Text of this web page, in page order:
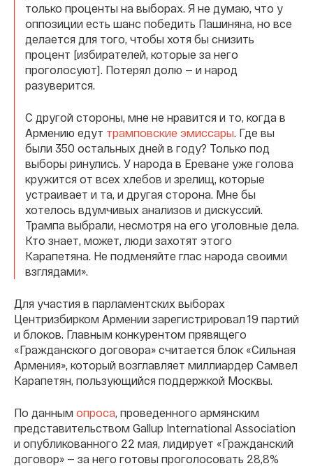
только проценты на выборах. Я не думаю, что у
оппозиции есть шанс победить Пашиняна, но все
делается для того, чтобы хотя бы снизить
процент [избирателей, которые за него
проголосуют]. Потерял долю — и народ
разуверится.
С другой стороны, мне не нравится и то, когда в
Армению едут трамповские эмиссары . Где вы
были 350 остальных дней в году? Только под
выборы ринулись. У народа в Ереване уже голова
кружится от всех хлебов и зрелищ, которые
устраивает и та, и другая сторона. Мне бы
хотелось вдумчивых анализов и дискуссий.
Трампа выбрали, несмотря на его уголовные дела.
Кто знает, может, люди захотят этого
Карапетяна. Не подменяйте глас народа своими
взглядами».
Для участия в парламентских выборах
Центризбирком Армении зарегистрировал 19 партий
и блоков. Главным конкурентом прявящего
«Гражданского договора» считается блок «Сильная
Армения», который возглавляет миллиардер Самвел
Карапетян, пользующийся поддержкой Москвы.
По данным опроса , проведенного армянским
представительством Gallup International Association
и опубликованного 22 мая, лидирует «Гражданский
договор» — за него готовы проголосовать 28,8%